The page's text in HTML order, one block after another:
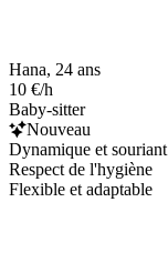
Hana, 24 ans
10 €/h
Baby-sitter
Nouveau
Dynamique et souriant
Respect de l'hygiène
Flexible et adaptable